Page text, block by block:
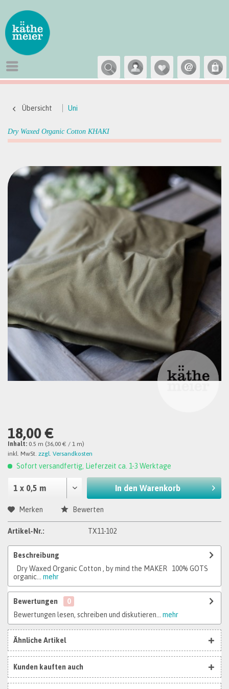
Übersicht Uni
Dry Waxed Organic Cotton KHAKI
18,00 €
Inhalt: 0.5 m (36,00 € / 1 m)
inkl. MwSt. zzgl. Versandkosten
Sofort versandfertig, Lieferzeit ca. 1-3 Werktage
In den Warenkorb
Merken Bewerten
Artikel-Nr.: TX11-102
Beschreibung
Dry Waxed Organic Cotton , by mind the MAKER 100% GOTS
organic...
mehr
Bewertungen
0
Bewertungen lesen, schreiben und diskutieren...
mehr
Ähnliche Artikel
Kunden kauften auch